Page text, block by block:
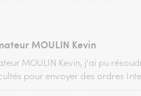
MOULIN Kevin
MOULIN Kevin, j'ai pu
pour envoyer des ordres